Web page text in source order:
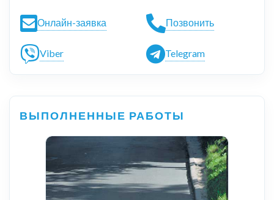
Онлайн-заявка Позвонить
Viber Telegram
ВЫПОЛНЕННЫЕ РАБОТЫ